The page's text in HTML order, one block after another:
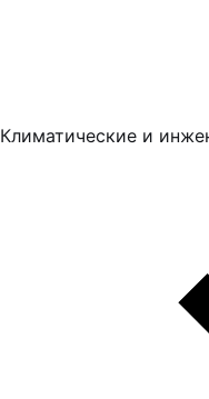
Климатические и